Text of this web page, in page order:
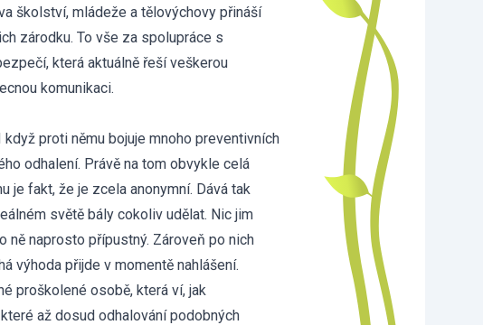
školství, mládeže a tělovýchovy přináší
zárodku. To vše za spolupráce s
která aktuálně řeší veškerou
komunikaci.
proti němu bojuje mnoho preventivních
odhalení. Právě na tom obvykle celá
je fakt, že je zcela anonymní. Dává tak
světě bály cokoliv udělat. Nic jim
ně naprosto přípustný. Zároveň po nich
výhoda přijde v momentě nahlášení.
proškolené osobě, která ví, jak
až dosud odhalování podobných